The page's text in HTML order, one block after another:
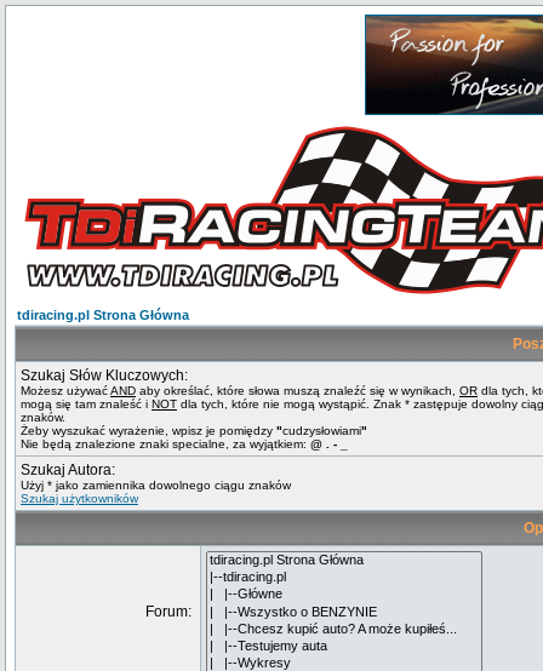
tdiracing.pl Strona Główna
Szukaj Słów Kluczowych:
Możesz używaćAND aby określać, które słowa muszą znaleźć się w wynikach, OR dla tych,
mogą się tam znaleść i NOT dla tych, które nie mogą wystąpić. Znak * zastępuje dowolny ciąg
znaków.
Żeby wyszukać wyrażenie, wpisz je pomiędzy "cudzysłowiami"
Nie będą znalezione znaki specialne, za wyjątkiem: @ . - _
Szukaj Autora:
Użyj * jako zamiennika dowolnego ciągu znaków
Szukaj użytkowników
Forum: